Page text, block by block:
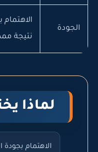
الجودة
نتيجة
لماذا
الاهتمام بجودة